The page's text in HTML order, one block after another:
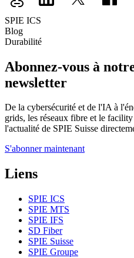
SPIE ICS
Blog
Durabilité
Abonnez-vous à
newsletter
De la cybersécurité et de l'IA à
grids, les réseaux fibre et le
l'actualité de SPIE Suisse
S'abonner maintenant
Liens
SPIE ICS
SPIE MTS
SPIE IFS
SD Fiber
SPIE Suisse
SPIE Groupe